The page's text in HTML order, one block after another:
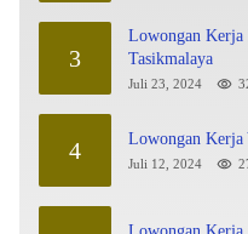
3
Lowongan Kerja
Tasikmalaya
Juli 23, 2024
4 Lowongan Kerja
Juli 12, 2024